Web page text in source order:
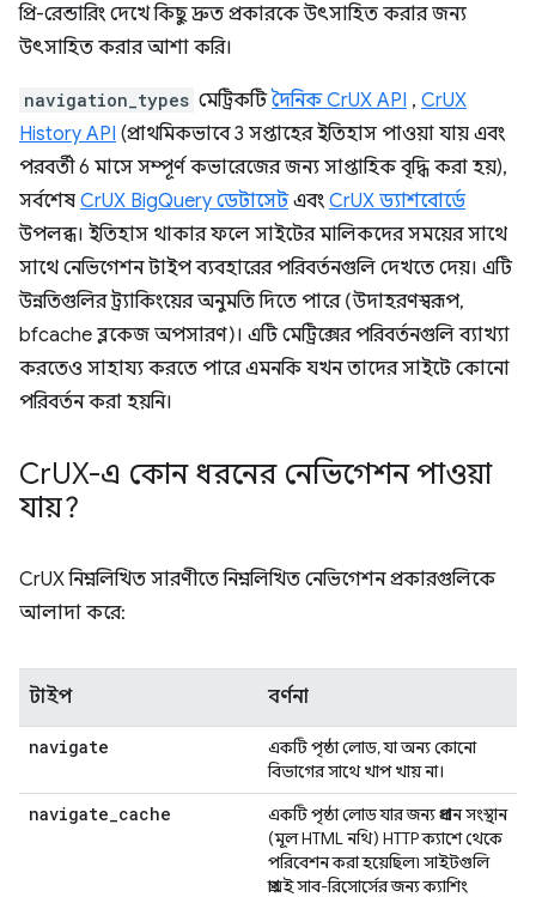
প্রি-রেন্ডারিং দেখে কিছু দ্রুত প্রকারকে উৎসাহিত করার জন্য
উৎসাহিত করার আশা করি।
navigation_types মেট্রিকটিদৈনিক CrUX API , CrUX
History API (প্রাথমিকভাবে 3 সপ্তাহের ইতিহাস পাওয়া যায় এবং
পরবর্তী 6 মাসে সম্পূর্ণ কভারেজের জন্য সাপ্তাহিক বৃদ্ধি করা হয়),
সর্বশেষ CrUX BigQuery ডেটাসেটএবং CrUX ড্যাশবোর্ডে
উপলব্ধ। ইতিহাস থাকার ফলে সাইটের মালিকদের সময়ের সাথে
সাথে নেভিগেশন টাইপ ব্যবহারের পরিবর্তনগুলি দেখতে দেয়। এটি
উন্নতিগুলির ট্র্যাকিংয়ের অনুমতি দিতে পারে (উদাহরণস্বরূপ,
bfcache ব্লকেজ অপসারণ)। এটি মেট্রিক্সের পরিবর্তনগুলি ব্যাখ্যা
করতেও সাহায্য করতে পারে এমনকি যখন তাদের সাইটে কোনো
পরিবর্তন করা হয়নি।
CrUX-এ কোন ধরনের নেভিগেশন পাওয়া
যায়?
CrUX নিম্নলিখিত সারণীতে নিম্নলিখিত নেভিগেশন প্রকারগুলিকে
আলাদা করে:
টাইপ বর্ণনা
navigate
একটি পৃষ্ঠা লোড, যা অন্য কোনো
বিভাগের সাথে খাপ খায় না।
navigate_cache
একটি পৃষ্ঠা লোড যার জন্য প্রধান সংস্থান
(মূল HTML নথি) HTTP ক্যাশে থেকে
পরিবেশন করা হয়েছিল৷ সাইটগুলি
প্রায়ই সাব-রিসোর্সের জন্য ক্যাশিং